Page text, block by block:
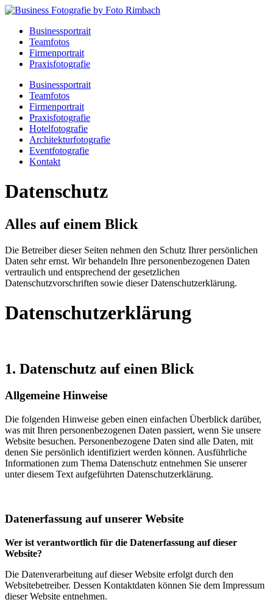
Businessportrait
Teamfotos
Firmenportrait
Praxisfotografie
Businessportrait
Teamfotos
Firmenportrait
Praxisfotografie
Hotelfotografie
Architekturfotografie
Eventfotografie
Kontakt
Datenschutz
Alles auf einem Blick
Die Betreiber dieser Seiten nehmen den Schutz Ihrer persönlichen
Daten sehr ernst. Wir behandeln Ihre personenbezogenen Daten
vertraulich und entsprechend der gesetzlichen
Datenschutzvorschriften sowie dieser Datenschutzerklärung.
Datenschutzerklärung
1. Datenschutz auf einen Blick
Allgemeine Hinweise
Die folgenden Hinweise geben einen einfachen Überblick darüber,
was mit Ihren personenbezogenen Daten passiert, wenn Sie unsere
Website besuchen. Personenbezogene Daten sind alle Daten, mit
denen Sie persönlich identifiziert werden können. Ausführliche
Informationen zum Thema Datenschutz entnehmen Sie unserer
unter diesem Text aufgeführten Datenschutzerklärung.
Datenerfassung auf unserer Website
Wer ist verantwortlich für die Datenerfassung auf dieser
Website?
Die Datenverarbeitung auf dieser Website erfolgt durch den
Websitebetreiber. Dessen Kontaktdaten können Sie dem Impressum
dieser Website entnehmen.